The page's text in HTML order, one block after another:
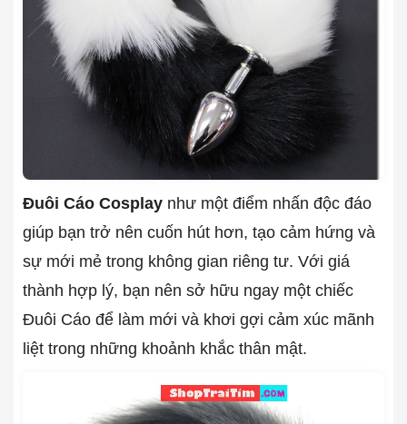
Đuôi Cáo Cosplay như một điểm nhấn độc đáo
giúp bạn trở nên cuốn hút hơn, tạo cảm hứng và
sự mới mẻ trong không gian riêng tư. Với giá
thành hợp lý, bạn nên sở hữu ngay một chiếc
Đuôi Cáo để làm mới và khơi gợi cảm xúc mãnh
liệt trong những khoảnh khắc thân mật.